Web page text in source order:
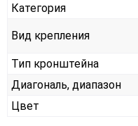
Категория
Вид крепления
Тип кронштейна
Диагональ, диапазон
Цвет